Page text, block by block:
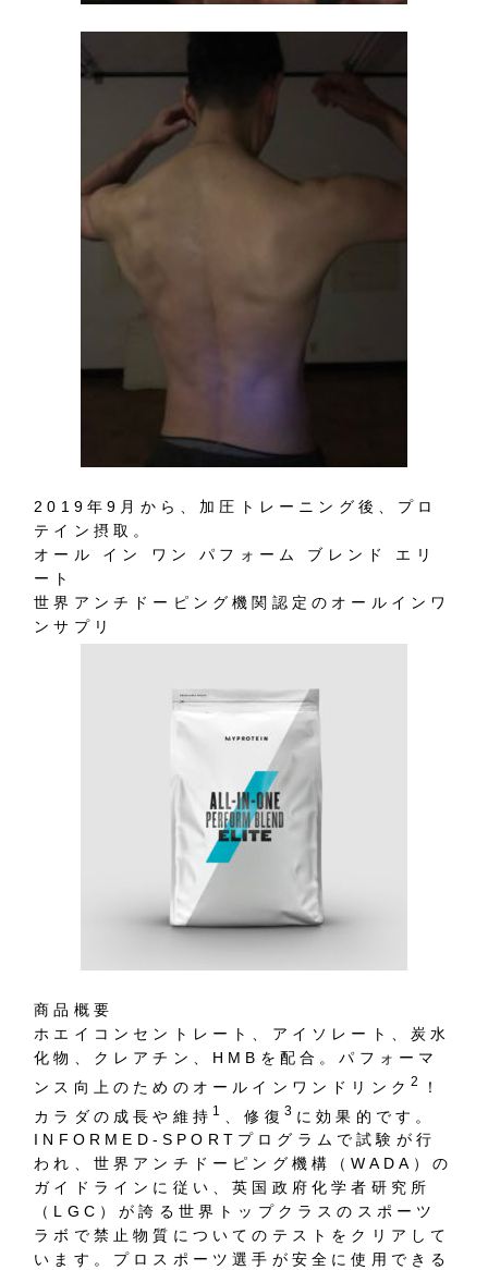
2019年9月から、加圧トレーニング後、プロ
テイン摂取。
オール イン ワン パフォーム ブレンド エリ
ート
世界アンチドーピング機関認定のオールインワ
ンサプリ
商品概要
ホエイコンセントレート、アイソレート、炭水
化物、クレアチン、HMBを配合。パフォーマ
ンス向上のためのオールインワンドリンク2
！
カラダの成長や維持 1 、修復 3 に効果的です。
INFORMED-SPORTプログラムで試験が行
われ、世界アンチドーピング機構（WADA）の
ガイドラインに従い、英国政府化学者研究所
（LGC）が誇る世界トップクラスのスポーツ
ラボで禁止物質についてのテストをクリアして
います。プロスポーツ選手が安全に使用できる